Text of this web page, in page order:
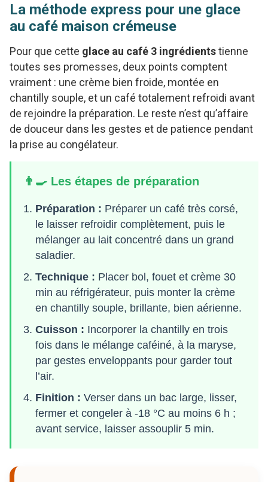
La méthode express pour une glace
au café maison crémeuse
Pour que cette glace au café 3 ingrédientstienne
toutes ses promesses, deux points comptent
vraiment : une crème bien froide, montée en
chantilly souple, et un café totalement refroidi avant
de rejoindre la préparation. Le reste n’est qu’affaire
de douceur dans les gestes et de patience pendant
la prise au congélateur.
👨‍🍳 Les étapes de préparation
Préparation : Préparer un café très corsé,
le laisser refroidir complètement, puis le
mélanger au lait concentré dans un grand
saladier.
Technique : Placer bol, fouet et crème 30
min au réfrigérateur, puis monter la crème
en chantilly souple, brillante, bien aérienne.
Cuisson : Incorporer la chantilly en trois
fois dans le mélange caféiné, à la maryse,
par gestes enveloppants pour garder tout
l’air.
Finition : Verser dans un bac large, lisser,
fermer et congeler à -18 °C au moins 6 h ;
avant service, laisser assouplir 5 min.